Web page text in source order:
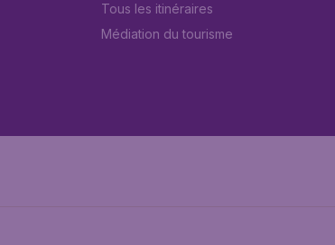
Tous les itinéraires
Médiation du tourisme